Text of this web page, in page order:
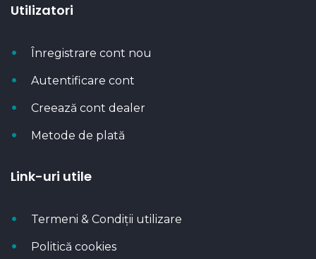
Utilizatori
Înregistrare cont nou
Autentificare cont
Creează cont dealer
Metode de plată
Link-uri utile
Termeni & Condiții utilizare
Politică cookies